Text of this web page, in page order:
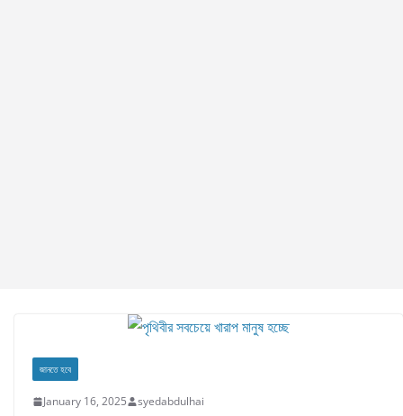
জানতে হবে
January 16, 2025 syedabdulhai